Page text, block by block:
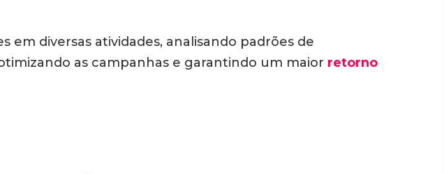
em diversas atividades, analisando padrões de
as campanhas e garantindo um maior retorno